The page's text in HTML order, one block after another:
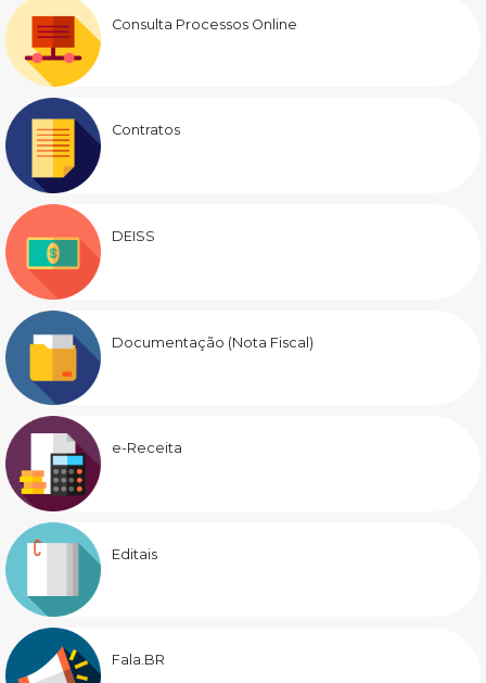
Consulta Processos Online
Contratos
DEISS
Documentação (Nota Fiscal)
e-Receita
Editais
Fala.BR